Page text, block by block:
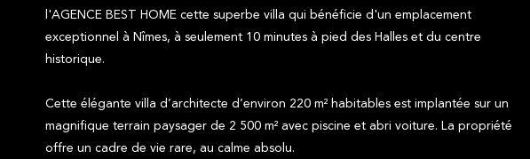
l'AGENCE BEST HOME cette superbe villa qui bénéficie d'un emplacement
exceptionnel à Nîmes, à seulement 10 minutes à pied des Halles et du centre
historique.
Cette élégante villa d’architecte d’environ 220 m² habitables est implantée sur un
magnifique terrain paysager de 2 500 m² avec piscine et abri voiture. La propriété
offre un cadre de vie rare, au calme absolu.